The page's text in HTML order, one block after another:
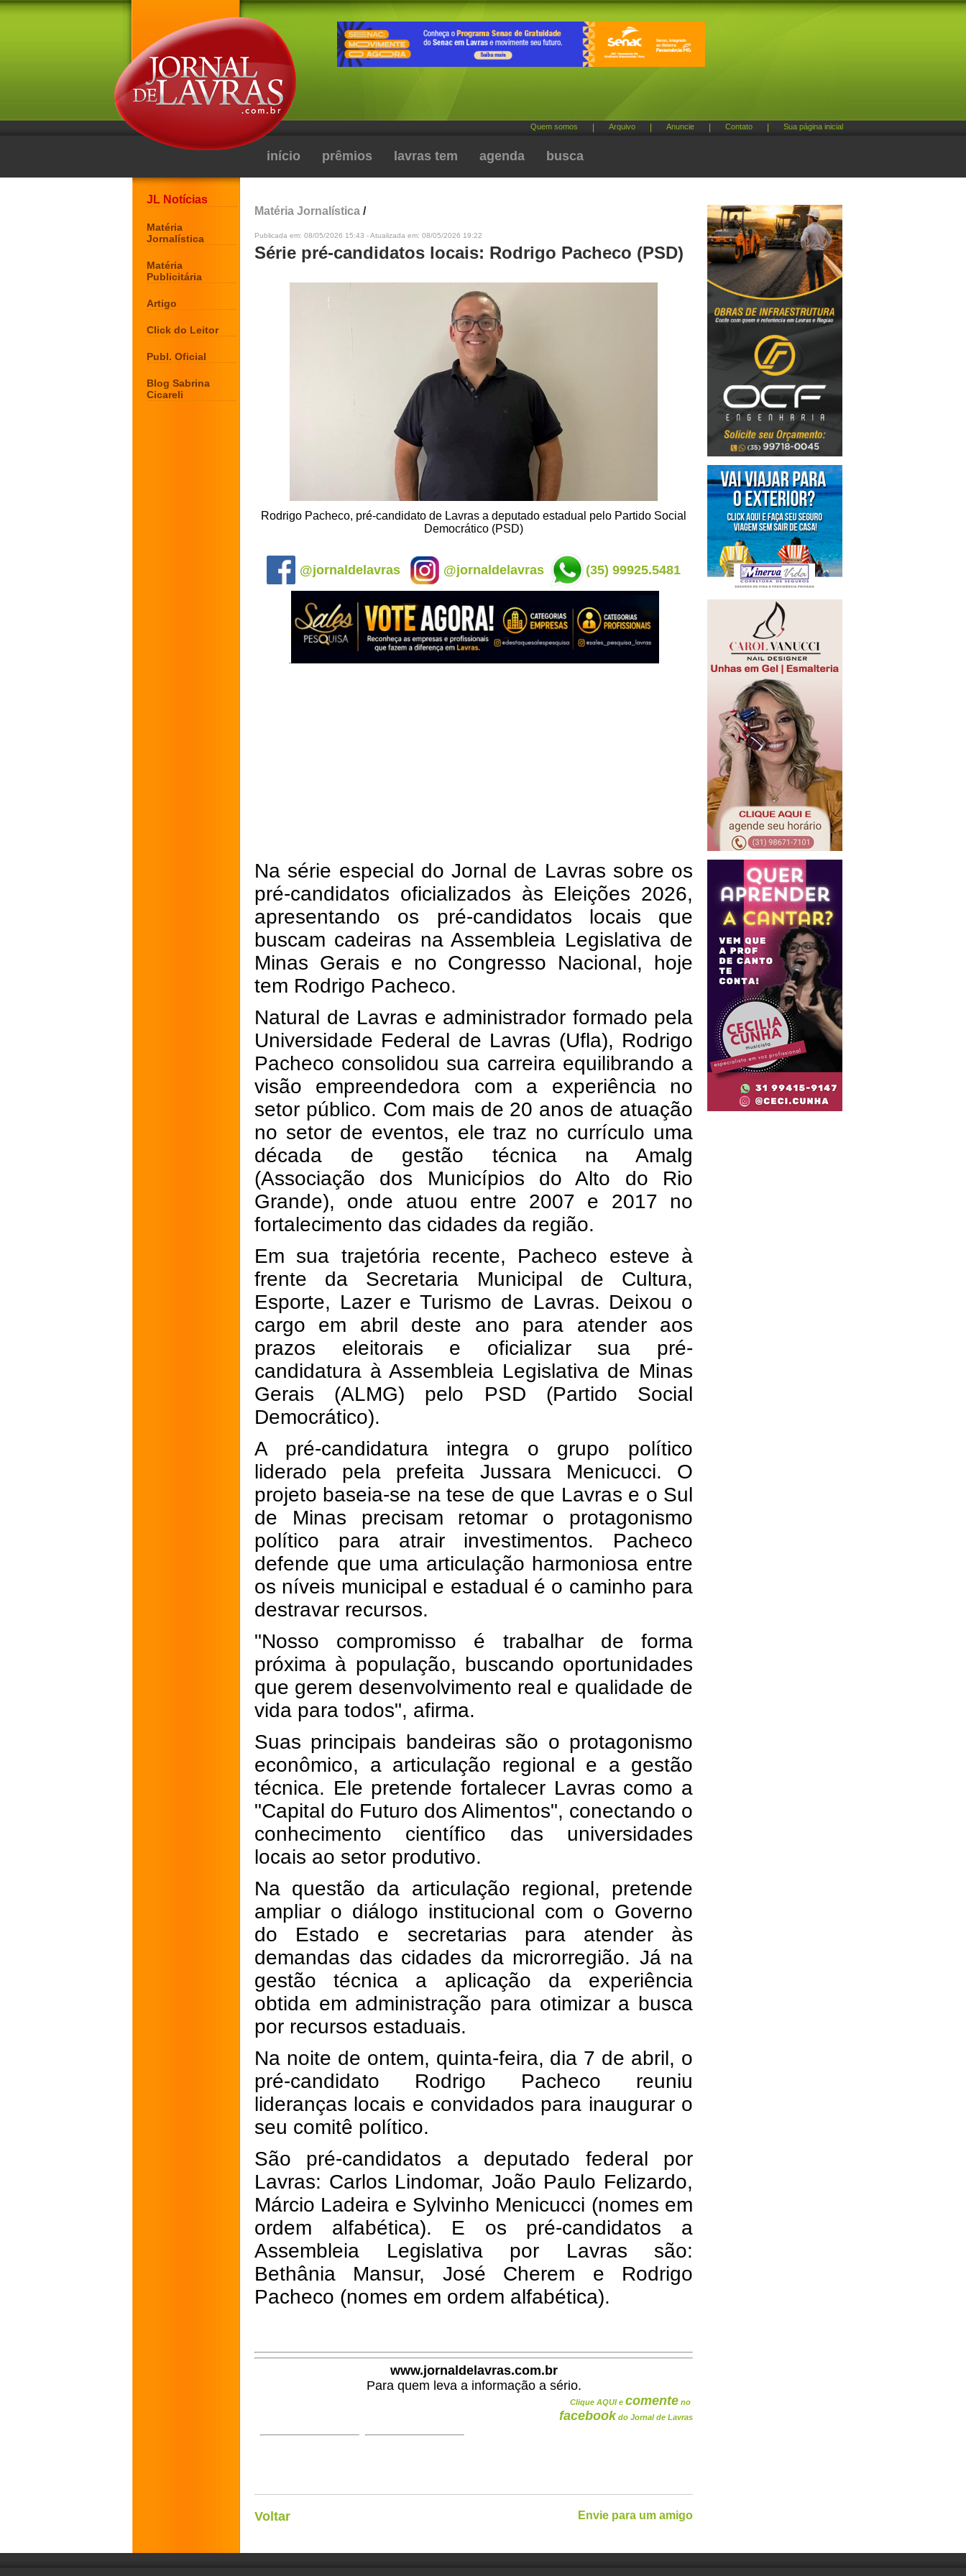
Quem somos Arquivo Anuncie Contato Sua página inicial
início prêmios lavras tem agenda busca
JL Notícias
Matéria
Jornalística
Matéria
Publicitária
Artigo
Click do Leitor
Publ. Oficial
Blog Sabrina
Cicareli
Matéria Jornalística /
Publicada em: 08/05/2026 15:43 - Atualizada em: 08/05/2026 19:22
Série pré-candidatos locais: Rodrigo Pacheco (PSD)
Rodrigo Pacheco, pré-candidato de Lavras a deputado estadual pelo Partido Social
Democrático (PSD)
@jornaldelavras @jornaldelavras (35) 99925.5481
Na série especial do Jornal de Lavras sobre os
pré-candidatos oficializados às Eleições 2026,
apresentando os pré-candidatos locais que
buscam cadeiras na Assembleia Legislativa de
Minas Gerais e no Congresso Nacional, hoje
tem Rodrigo Pacheco.
Natural de Lavras e administrador formado pela
Universidade Federal de Lavras (Ufla), Rodrigo
Pacheco consolidou sua carreira equilibrando a
visão empreendedora com a experiência no
setor público. Com mais de 20 anos de atuação
no setor de eventos, ele traz no currículo uma
década de gestão técnica na Amalg
(Associação dos Municípios do Alto do Rio
Grande), onde atuou entre 2007 e 2017 no
fortalecimento das cidades da região.
Em sua trajetória recente, Pacheco esteve à
frente da Secretaria Municipal de Cultura,
Esporte, Lazer e Turismo de Lavras. Deixou o
cargo em abril deste ano para atender aos
prazos eleitorais e oficializar sua pré-
candidatura à Assembleia Legislativa de Minas
Gerais (ALMG) pelo PSD (Partido Social
Democrático).
A pré-candidatura integra o grupo político
liderado pela prefeita Jussara Menicucci. O
projeto baseia-se na tese de que Lavras e o Sul
de Minas precisam retomar o protagonismo
político para atrair investimentos. Pacheco
defende que uma articulação harmoniosa entre
os níveis municipal e estadual é o caminho para
destravar recursos.
"Nosso compromisso é trabalhar de forma
próxima à população, buscando oportunidades
que gerem desenvolvimento real e qualidade de
vida para todos", afirma.
Suas principais bandeiras são o protagonismo
econômico, a articulação regional e a gestão
técnica. Ele pretende fortalecer Lavras como a
"Capital do Futuro dos Alimentos", conectando o
conhecimento científico das universidades
locais ao setor produtivo.
Na questão da articulação regional, pretende
ampliar o diálogo institucional com o Governo
do Estado e secretarias para atender às
demandas das cidades da microrregião. Já na
gestão técnica a aplicação da experiência
obtida em administração para otimizar a busca
por recursos estaduais.
Na noite de ontem, quinta-feira, dia 7 de abril, o
pré-candidato Rodrigo Pacheco reuniu
lideranças locais e convidados para inaugurar o
seu comitê político.
São pré-candidatos a deputado federal por
Lavras: Carlos Lindomar, João Paulo Felizardo,
Márcio Ladeira e Sylvinho Menicucci (nomes em
ordem alfabética). E os pré-candidatos a
Assembleia Legislativa por Lavras são:
Bethânia Mansur, José Cherem e Rodrigo
Pacheco (nomes em ordem alfabética).
www.jornaldelavras.com.br
Para quem leva a informação a sério.
Clique AQUI e comente no
facebook do Jornal de Lavras
Voltar Envie para um amigo